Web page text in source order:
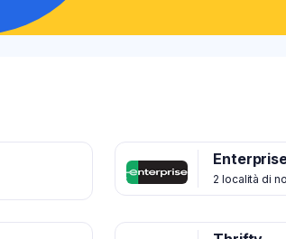
2 località di